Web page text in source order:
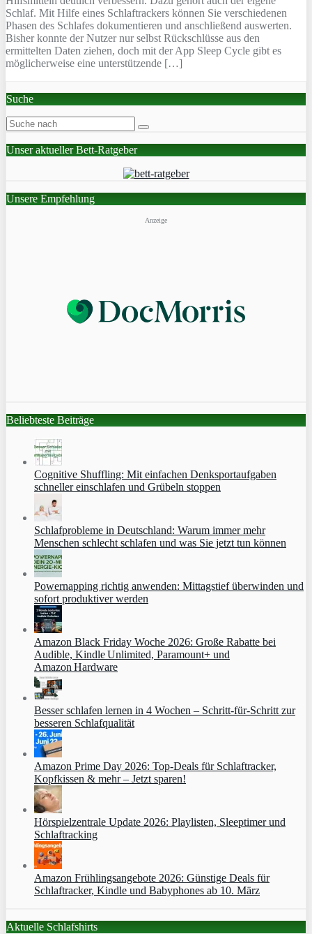
Schlaf. Mit Hilfe eines Schlaftrackers können Sie verschiedenen
Phasen des Schlafes dokumentieren und anschließend auswerten.
Bisher konnte der Nutzer nur selbst Rückschlüsse aus den
ermittelten Daten ziehen, doch mit der App Sleep Cycle gibt es
möglicherweise eine unterstützende […]
Suche
Unser aktueller Bett-Ratgeber
Unsere Empfehlung
Anzeige
Beliebteste Beiträge
Cognitive Shuffling: Mit einfachen Denksportaufgaben
schneller einschlafen und Grübeln stoppen
Schlafprobleme in Deutschland: Warum immer mehr
Menschen schlecht schlafen und was Sie jetzt tun können
Powernapping richtig anwenden: Mittagstief überwinden und
sofort produktiver werden
Amazon Black Friday Woche 2026: Große Rabatte bei
Audible, Kindle Unlimited, Paramount+ und
Amazon Hardware
Besser schlafen lernen in 4 Wochen – Schritt‑für‑Schritt zur
besseren Schlafqualität
Amazon Prime Day 2026: Top-Deals für Schlaftracker,
Kopfkissen & mehr – Jetzt sparen!
Hörspielzentrale Update 2026: Playlisten, Sleeptimer und
Schlaftracking
Amazon Frühlingsangebote 2026: Günstige Deals für
Schlaftracker, Kindle und Babyphones ab 10. März
Aktuelle Schlafshirts